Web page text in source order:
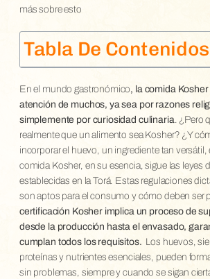
más sobre esto
Tabla De Contenidos
En el mundo gastronómico, la comida
atención de muchos, ya sea por razones
simplemente por curiosidad culinaria . ¿Pero
realmente que un alimento sea Kosher? ¿Y
incorporar el huevo, un ingrediente tan versátil,
comida Kosher, en su esencia, sigue las leyes
establecidas en la Torá. Estas regulaciones
son aptos para el consumo y cómo deben ser
certificación Kosher implica un proceso de
desde la producción hasta el envasado,
cumplan todos los requisitos. Los huevos,
proteínas y nutrientes esenciales, pueden
sin problemas, siempre y cuando se sigan